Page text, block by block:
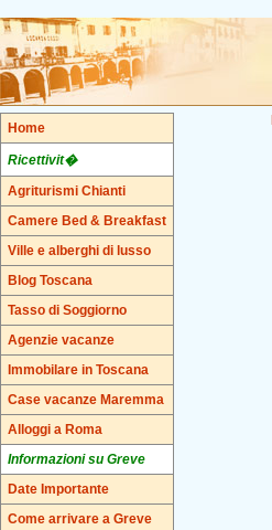
Home
Ricettivit�
Agriturismi Chianti
Camere Bed & Breakfast
Ville e alberghi di lusso
Blog Toscana
Tasso di Soggiorno
Agenzie vacanze
Immobilare in Toscana
Case vacanze Maremma
Alloggi a Roma
Informazioni su Greve
Date Importante
Come arrivare a Greve